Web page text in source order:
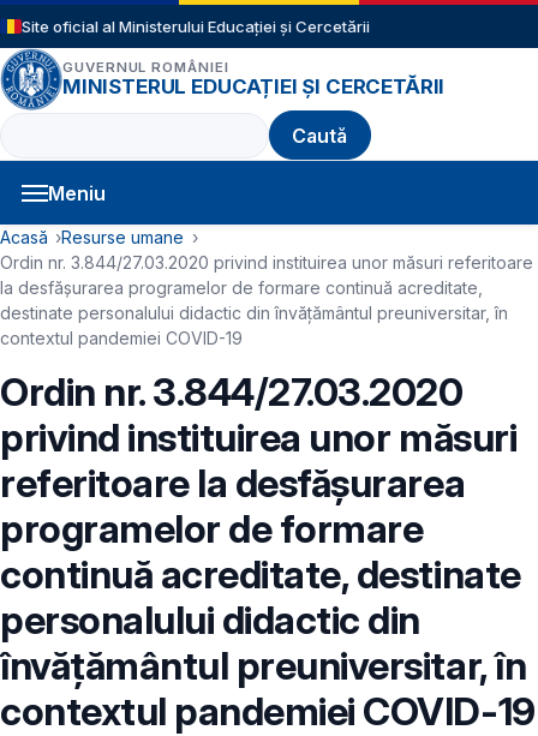
Sari la conținutul principal
Site oficial al Ministerului Educației și Cercetării
GUVERNUL ROMÂNIEI
MINISTERUL EDUCAȚIEI ȘI CERCETĂRII
Caută
Meniu
Navigație principală
Cale de navigare
Acasă
Resurse umane
Ordin nr. 3.844/27.03.2020 privind instituirea unor măsuri referitoare
la desfășurarea programelor de formare continuă acreditate,
destinate personalului didactic din învățământul preuniversitar, în
contextul pandemiei COVID-19
Ordin nr. 3.844/27.03.2020
privind instituirea unor măsuri
referitoare la desfășurarea
programelor de formare
continuă acreditate, destinate
personalului didactic din
învățământul preuniversitar, în
contextul pandemiei COVID-19